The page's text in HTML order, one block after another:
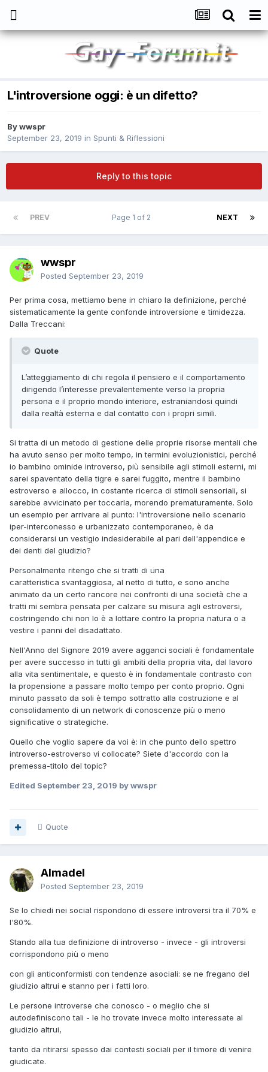
L'introversione oggi: è un difetto?
Bywwspr
September 23, 2019 in Spunti & Riflessioni
Reply to this topic
PREV NEXT
Page 1 of 2
wwspr
Posted September 23, 2019
Per prima cosa, mettiamo bene in chiaro la definizione, perché
sistematicamente la gente confonde introversione e timidezza.
Dalla Treccani:
Quote
L’atteggiamento di chi regola il pensiero e il comportamento
dirigendo l’interesse prevalentemente verso la propria
persona e il proprio mondo interiore, estraniandosi quindi
dalla realtà esterna e dal contatto con i propri simili.
Si tratta di un metodo di gestione delle proprie risorse mentali che
ha avuto senso per molto tempo, in termini evoluzionistici, perché
io bambino ominide introverso, più sensibile agli stimoli esterni, mi
sarei spaventato della tigre e sarei fuggito, mentre il bambino
estroverso e allocco, in costante ricerca di stimoli sensoriali, si
sarebbe avvicinato per toccarla, morendo prematuramente. Solo
un esempio per arrivare al punto: l'introversione nello scenario
iper-interconesso e urbanizzato contemporaneo, è da
considerarsi un vestigio indesiderabile al pari dell'appendice e
dei denti del giudizio?
Personalmente ritengo che si tratti di una
caratteristica svantaggiosa, al netto di tutto, e sono anche
animato da un certo rancore nei confronti di una società che a
tratti mi sembra pensata per calzare su misura agli estroversi,
costringendo chi non lo è a lottare contro la propria natura o a
vestire i panni del disadattato.
Nell'Anno del Signore 2019 avere agganci sociali è fondamentale
per avere successo in tutti gli ambiti della propria vita, dal lavoro
alla vita sentimentale, e questo è in fondamentale contrasto con
la propensione a passare molto tempo per conto proprio. Ogni
minuto passato da soli è tempo sottratto alla costruzione e al
consolidamento di un network di conoscenze più o meno
significative o strategiche.
Quello che voglio sapere da voi è: in che punto dello spettro
introverso-estroverso vi collocate? Siete d'accordo con la
premessa-titolo del topic?
Edited September 23, 2019 by wwspr
Quote
Almadel
Posted September 23, 2019
Se lo chiedi nei social rispondono di essere introversi tra il 70% e
l'80%.
Stando alla tua definizione di introverso - invece - gli introversi
corrispondono più o meno
con gli anticonformisti con tendenze asociali: se ne fregano del
giudizio altrui e stanno per i fatti loro.
Le persone introverse che conosco - o meglio che si
autodefiniscono tali - le ho trovate invece molto interessate al
giudizio altrui,
tanto da ritirarsi spesso dai contesti sociali per il timore di venire
giudicate.